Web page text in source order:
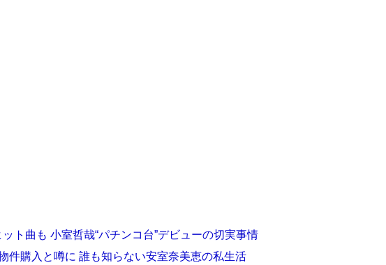
ト曲も 小室哲哉“パチンコ台”デビューの切実事情
件購入と噂に 誰も知らない安室奈美恵の私生活